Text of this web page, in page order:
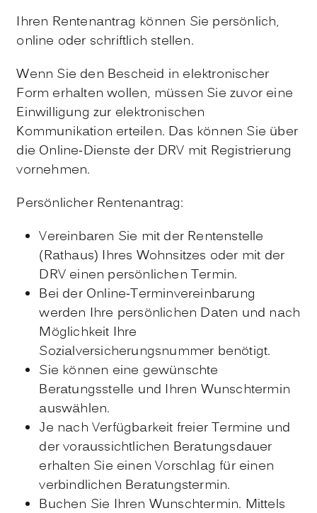
Ihren Rentenantrag können Sie persönlich,
online oder schriftlich stellen.
Wenn Sie den Bescheid in elektronischer
Form erhalten wollen, müssen Sie zuvor eine
Einwilligung zur elektronischen
Kommunikation erteilen. Das können Sie über
die Online-Dienste der DRV mit Registrierung
vornehmen.
Persönlicher Rentenantrag:
Vereinbaren Sie mit der Rentenstelle
(Rathaus) Ihres Wohnsitzes oder mit der
DRV einen persönlichen Termin.
Bei der Online-Terminvereinbarung
werden Ihre persönlichen Daten und nach
Möglichkeit Ihre
Sozialversicherungsnummer benötigt.
Sie können eine gewünschte
Beratungsstelle und Ihren Wunschtermin
auswählen.
Je nach Verfügbarkeit freier Termine und
der voraussichtlichen Beratungsdauer
erhalten Sie einen Vorschlag für einen
verbindlichen Beratungstermin.
Buchen Sie Ihren Wunschtermin. Mittels